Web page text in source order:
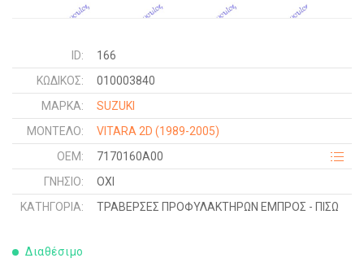
ID:
166
ΚΩΔΙΚΌΣ:
010003840
ΜΑΡΚΑ:
SUZUKI
ΜΟΝΤΕΛΟ:
VITARA 2D (1989-2005)
OEM:
7170160A00
ΓΝΉΣΙΟ:
ΟΧΙ
ΚΑΤΗΓΟΡΊΑ:
ΤΡΑΒΕΡΣΕΣ ΠΡΟΦΥΛΑΚΤΗΡΩΝ ΕΜΠΡΟΣ - ΠΙΣΩ
Διαθέσιμο